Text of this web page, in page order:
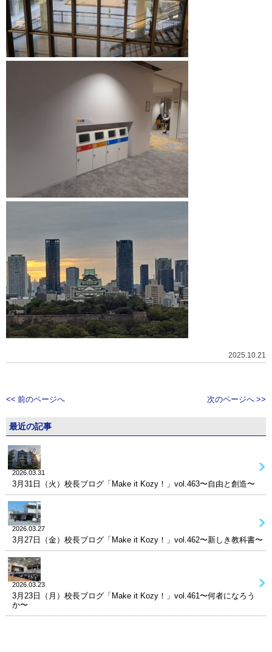
2025.10.21
<< 前のページへ 次のページへ >>
最近の記事
2026.03.31
3月31日（火）校長ブログ「Make it Kozy！」vol.463〜自由と創造〜
2026.03.27
3月27日（金）校長ブログ「Make it Kozy！」vol.462〜新しき教科書〜
2026.03.23
3月23日（月）校長ブログ「Make it Kozy！」vol.461〜何者になろう
か〜